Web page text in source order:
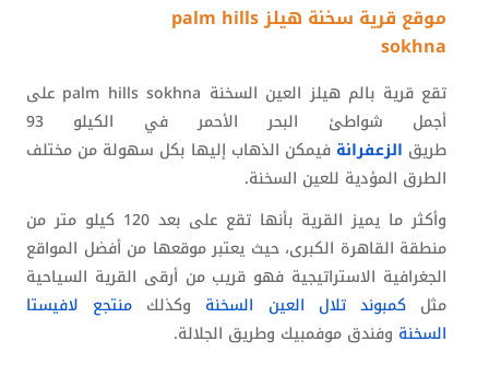
موقع قرية سخنة هيلز palm hills
sokhna
تقع قرية بالم هيلز العين السخنة palm hills sokhna على
أجمل شواطئ البحر الأحمر في الكيلو 93
طريق الزعفرانة فيمكن الذهاب إليها بكل سهولة من مختلف
الطرق المؤدية للعين السخنة.
وأكثر ما يميز القرية بأنها تقع على بعد 120 كيلو متر من
منطقة القاهرة الكبرى، حيث يعتبر موقعها من أفضل المواقع
الجغرافية الاستراتيجية فهو قريب من أرقى القرية السياحية
مثل كمبوند تلال العين السخنة وكذلك منتجع لافيستا
السخنة وفندق موفمبيك وطريق الجلالة.